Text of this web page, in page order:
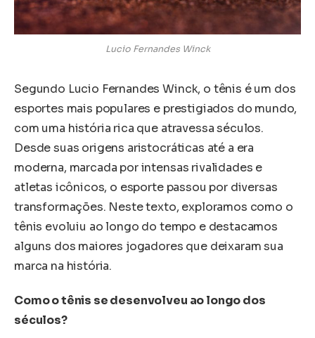
Lucio Fernandes Winck
Segundo Lucio Fernandes Winck, o tênis é um dos
esportes mais populares e prestigiados do mundo,
com uma história rica que atravessa séculos.
Desde suas origens aristocráticas até a era
moderna, marcada por intensas rivalidades e
atletas icônicos, o esporte passou por diversas
transformações. Neste texto, exploramos como o
tênis evoluiu ao longo do tempo e destacamos
alguns dos maiores jogadores que deixaram sua
marca na história.
Como o tênis se desenvolveu ao longo dos
séculos?